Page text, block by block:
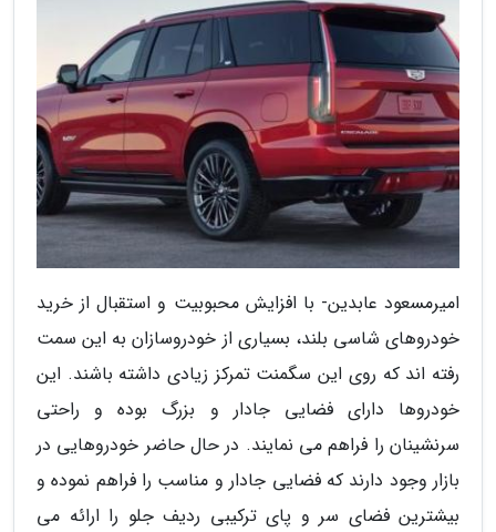
امیرمسعود عابدین- با افزایش محبوبیت و استقبال از خرید
خودروهای شاسی بلند، بسیاری از خودروسازان به این سمت
رفته اند که روی این سگمنت تمرکز زیادی داشته باشند. این
خودروها دارای فضایی جادار و بزرگ بوده و راحتی
سرنشینان را فراهم می نمایند. در حال حاضر خودروهایی در
بازار وجود دارند که فضایی جادار و مناسب را فراهم نموده و
بیشترین فضای سر و پای ترکیبی ردیف جلو را ارائه می